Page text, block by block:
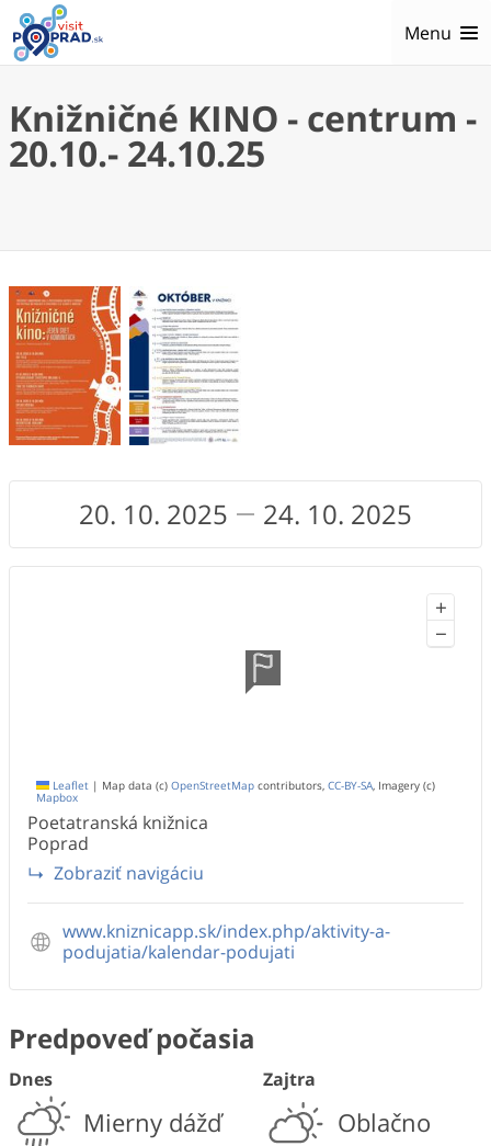
Menu
Knižničné KINO - centrum -
20.10.- 24.10.25
20. 10. 2025 24. 10. 2025
+
−
Leaflet | Map data (c) OpenStreetMap contributors, CC-BY-SA , Imagery (c)
Mapbox
Poetatranská knižnica
Poprad
Zobraziť navigáciu
www.kniznicapp.sk/index.php/aktivity-a-
podujatia/kalendar-podujati
Predpoveď počasia
Dnes
Mierny dážď
Zajtra
Oblačno